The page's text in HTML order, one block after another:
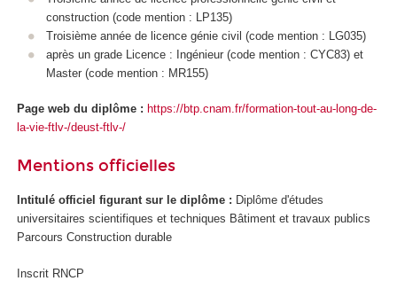
construction (code mention : LP135)
Troisième année de licence génie civil (code mention : LG035)
après un grade Licence : Ingénieur (code mention : CYC83) et
Master (code mention : MR155)
Page web du diplôme : https://btp.cnam.fr/formation-tout-au-long-de-
la-vie-ftlv-/deust-ftlv-/
Mentions officielles
Intitulé officiel figurant sur le diplôme : Diplôme d'études
universitaires scientifiques et techniques Bâtiment et travaux publics
Parcours Construction durable
Inscrit RNCP